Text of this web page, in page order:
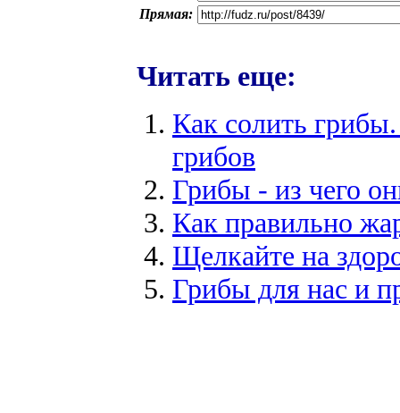
Прямая:
Читать еще:
Как солить
грибов
Грибы - из чего
Как правильно
Щелкайте на
Грибы для нас и